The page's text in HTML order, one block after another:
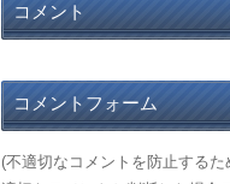
コメント
コメントフォーム
(不適切なコメントを防止する